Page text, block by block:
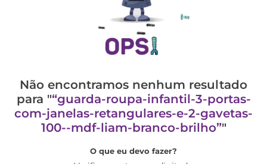
Não encontramos nenhum resultado
para " guarda-roupa-infantil-3-portas-
com-janelas-retangulares-e-2-gavetas-
100--mdf-liam-branco-brilho "
O que eu devo fazer?